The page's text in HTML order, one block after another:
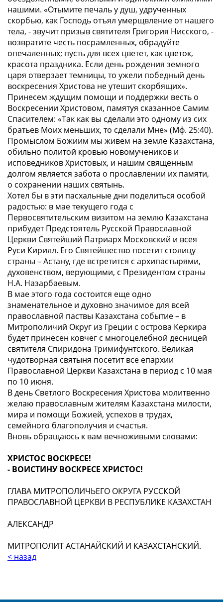
нашими. «Отымите печаль у душ, удрученных
скорбью, как Господь отъял умерщвление от нашего
тела, - звучит призыв святителя Григория Нисского, -
возвратите честь посрамленных, обрадуйте
опечаленных; пусть для всех цветет, как цветок,
красота праздника. Если день рождения земного
царя отверзает темницы, то ужели победный день
воскресения Христова не утешит скорбящих».
Принесем ждущим помощи и поддержки весть о
Воскресении Христовом, памятуя сказанное Самим
Спасителем: «Так как вы сделали это одному из сих
братьев Моих меньших, то сделали Мне» (Мф. 25:40).
Промыслом Божиим мы живем на земле Казахстана,
обильно политой кровью новомучеников и
исповедников Христовых, и нашим священным
долгом является забота о прославлении их памяти,
о сохранении наших святынь.
Хотел бы в эти пасхальные дни поделиться особой
радостью: в мае текущего года с
Первосвятительским визитом на землю Казахстана
прибудет Предстоятель Русской Православной
Церкви Святейший Патриарх Московский и всея
Руси Кирилл. Его Святейшество посетит столицу
страны – Астану, где встретится с архипастырями,
духовенством, верующими, с Президентом страны
Н.А. Назарбаевым.
В мае этого года состоится еще одно
знаменательное и духовно значимое для всей
православной паствы Казахстана событие – в
Митрополичий Округ из Греции с острова Керкира
будет принесен ковчег с многоцелебной десницей
святителя Спиридона Тримифунтского. Великая
чудотворная святыня посетит все епархии
Православной Церкви Казахстана в период с 10 мая
по 10 июня.
В день Светлого Воскресения Христова молитвенно
желаю православным жителям Казахстана милости,
мира и помощи Божией, успехов в трудах,
семейного благополучия и счастья.
Вновь обращаюсь к вам вечноживыми словами:
ХРИСТОС ВОСКРЕСЕ!
- ВОИСТИНУ ВОСКРЕСЕ ХРИСТОС!
ГЛАВА МИТРОПОЛИЧЬЕГО ОКРУГА РУССКОЙ
ПРАВОСЛАВНОЙ ЦЕРКВИ В РЕСПУБЛИКЕ КАЗАХСТАН
АЛЕКСАНДР
МИТРОПОЛИТ АСТАНАЙСКИЙ И КАЗАХСТАНСКИЙ.
< назад